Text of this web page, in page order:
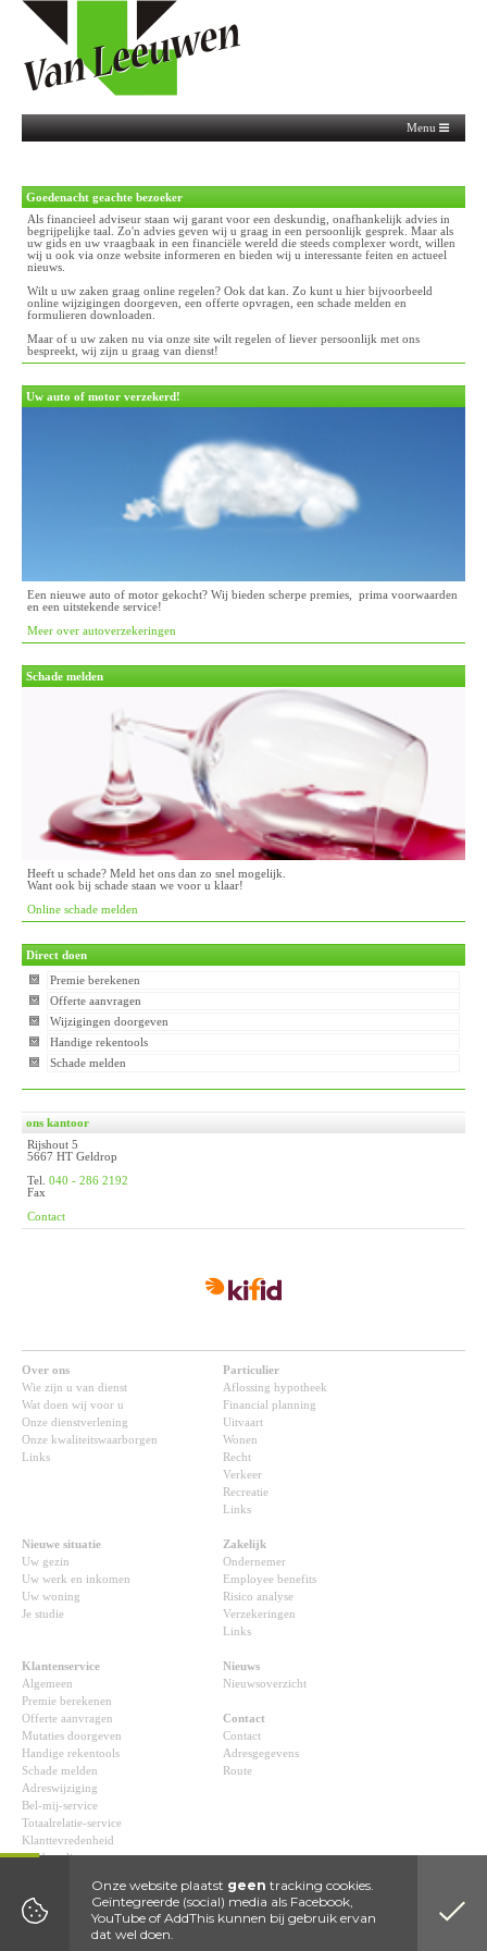
Menu
Goedenacht geachte bezoeker
Als financieel adviseur staan wij garant voor een deskundig, onafhankelijk advies in
begrijpelijke taal. Zo'n advies geven wij u graag in een persoonlijk gesprek. Maar als
uw gids en uw vraagbaak in een financiële wereld die steeds complexer wordt, willen
wij u ook via onze website informeren en bieden wij u interessante feiten en actueel
nieuws.
Wilt u uw zaken graag online regelen? Ook dat kan. Zo kunt u hier bijvoorbeeld
online wijzigingen doorgeven, een offerte opvragen, een schade melden en
formulieren downloaden.
Maar of u uw zaken nu via onze site wilt regelen of liever persoonlijk met ons
bespreekt, wij zijn u graag van dienst!
Uw auto of motor verzekerd!
Een nieuwe auto of motor gekocht? Wij bieden scherpe premies, prima voorwaarden
en een uitstekende service!
Meer over autoverzekeringen
Schade melden
Heeft u schade? Meld het ons dan zo snel mogelijk.
Want ook bij schade staan we voor u klaar!
Online schade melden
Direct doen
Premie berekenen
Offerte aanvragen
Wijzigingen doorgeven
Handige rekentools
Schade melden
ons kantoor
Rijshout 5
5667 HT Geldrop
Tel. 040 - 286 2192
Fax
Contact
Over ons
Wie zijn u van dienst
Wat doen wij voor u
Onze dienstverlening
Onze kwaliteitswaarborgen
Links
Particulier
Aflossing hypotheek
Financial planning
Uitvaart
Wonen
Recht
Verkeer
Recreatie
Links
Nieuwe situatie
Uw gezin
Uw werk en inkomen
Uw woning
Je studie
Zakelijk
Ondernemer
Employee benefits
Risico analyse
Verzekeringen
Links
Klantenservice
Algemeen
Premie berekenen
Offerte aanvragen
Mutaties doorgeven
Handige rekentools
Schade melden
Adreswijziging
Bel-mij-service
Totaalrelatie-service
Klanttevredenheid
Aanbeveling
Nieuws
Nieuwsoverzicht
Contact
Contact
Adresgegevens
Route
Onze website plaatst geen tracking cookies.
Geïntegreerde (social) media als Facebook,
YouTube of AddThis kunnen bij gebruik ervan
dat wel doen.